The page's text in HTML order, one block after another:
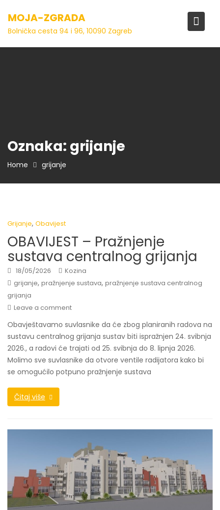
content
MOJA-ZGRADA
Bolnička cesta 94 i 96, 10090 Zagreb
Oznaka: grijanje
Home grijanje
Grijanje, Obavijest
OBAVIJEST – Pražnjenje
sustava centralnog grijanja
18/05/2026
Kozina
grijanje, pražnjenje sustava, pražnjenje sustava centralnog
grijanja
Leave a comment
Obavještavamo suvlasnike da će zbog planiranih radova na
sustavu centralnog grijanja sustav biti ispražnjen 24. svibnja
2026., a radovi će trajati od 25. svibnja do 8. lipnja 2026.
Molimo sve suvlasnike da otvore ventile radijatora kako bi
se omogućilo potpuno pražnjenje sustava
Čitaj više